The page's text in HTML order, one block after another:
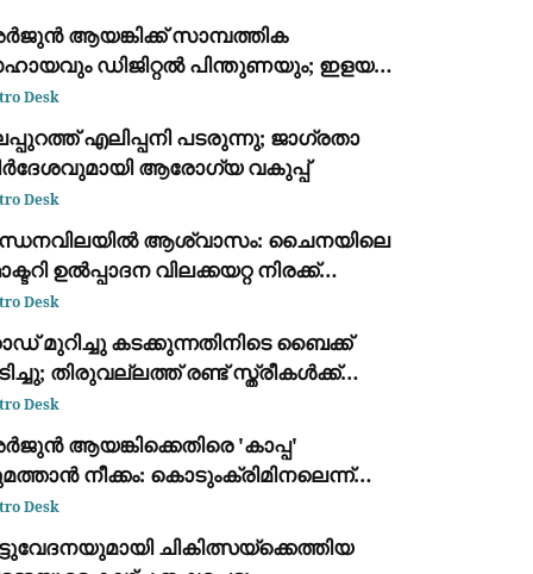
ആയങ്കിക്ക് സാമ്പത്തിക
ഡിജിറ്റൽ പിന്തുണയും; ഇളയ
അജയ് ആയങ്കി അറസ്റ്റിൽ
Desk
എലിപ്പനി പടരുന്നു; ജാഗ്രതാ
ആരോഗ്യ വകുപ്പ്
Desk
ആശ്വാസം: ചൈനയിലെ
ഉൽപ്പാദന വിലക്കയറ്റ നിരക്ക്
3.5% ആയി കുറഞ്ഞു
Desk
മുറിച്ചു കടക്കുന്നതിനിടെ ബൈക്ക്
തിരുവല്ലത്ത് രണ്ട് സ്ത്രീകള്‍ക്ക്
Desk
ആയങ്കിക്കെതിരെ 'കാപ്പ'
നീക്കം: കൊടുംക്രിമിനലെന്ന്
പൊലീസ് റിപ്പോർട്ട് നൽകും
Desk
ചികിത്സയ്ക്കെത്തിയ